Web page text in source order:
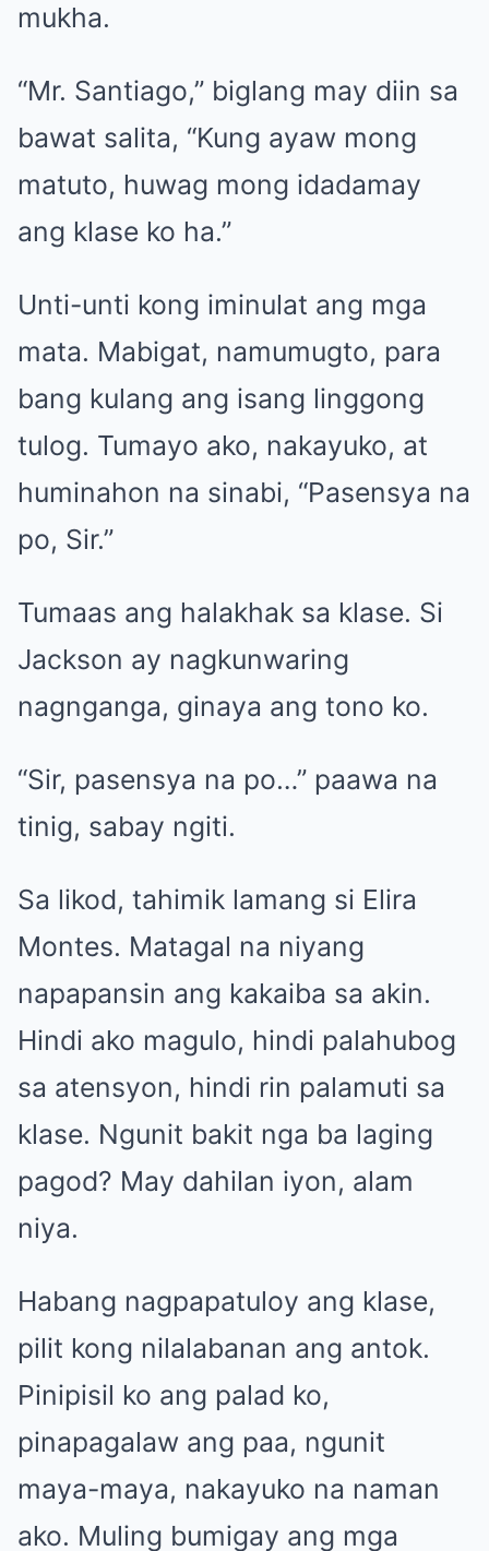
mukha.
“Mr. Santiago,” biglang may diin sa
bawat salita, “Kung ayaw mong
matuto, huwag mong idadamay
ang klase ko ha.”
Unti-unti kong iminulat ang mga
mata. Mabigat, namumugto, para
bang kulang ang isang linggong
tulog. Tumayo ako, nakayuko, at
huminahon na sinabi, “Pasensya na
po, Sir.”
Tumaas ang halakhak sa klase. Si
Jackson ay nagkunwaring
nagnganga, ginaya ang tono ko.
“Sir, pasensya na po…” paawa na
tinig, sabay ngiti.
Sa likod, tahimik lamang si Elira
Montes. Matagal na niyang
napapansin ang kakaiba sa akin.
Hindi ako magulo, hindi palahubog
sa atensyon, hindi rin palamuti sa
klase. Ngunit bakit nga ba laging
pagod? May dahilan iyon, alam
niya.
Habang nagpapatuloy ang klase,
pilit kong nilalabanan ang antok.
Pinipisil ko ang palad ko,
pinapagalaw ang paa, ngunit
maya-maya, nakayuko na naman
ako. Muling bumigay ang mga